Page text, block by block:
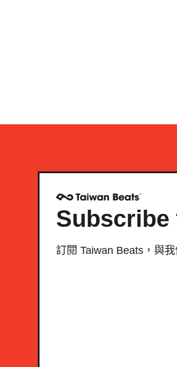
Subscribe
訂閱 Taiwan Beats，與